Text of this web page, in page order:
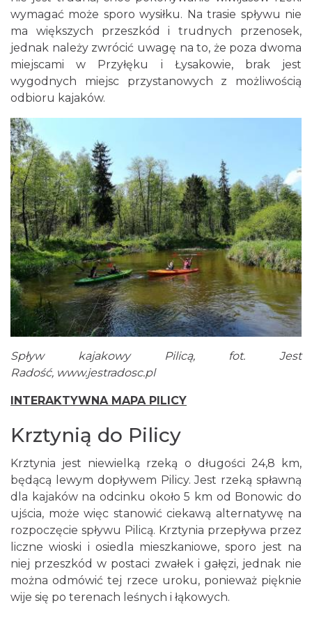
wymagać może sporo wysiłku. Na trasie spływu nie
ma większych przeszkód i trudnych przenosek,
jednak należy zwrócić uwagę na to, że poza dwoma
miejscami w Przyłęku i Łysakowie, brak jest
wygodnych miejsc przystanowych z możliwością
odbioru kajaków.
Spływ kajakowy Pilicą, fot. Jest
Radość, www.jestradosc.pl
INTERAKTYWNA MAPA PILICY
Krztynią do Pilicy
Krztynia jest niewielką rzeką o długości 24,8 km,
będącą lewym dopływem Pilicy. Jest rzeką spławną
dla kajaków na odcinku około 5 km od Bonowic do
ujścia, może więc stanowić ciekawą alternatywę na
rozpoczęcie spływu Pilicą. Krztynia przepływa przez
liczne wioski i osiedla mieszkaniowe, sporo jest na
niej przeszkód w postaci zwałek i gałęzi, jednak nie
można odmówić tej rzece uroku, ponieważ pięknie
wije się po terenach leśnych i łąkowych.